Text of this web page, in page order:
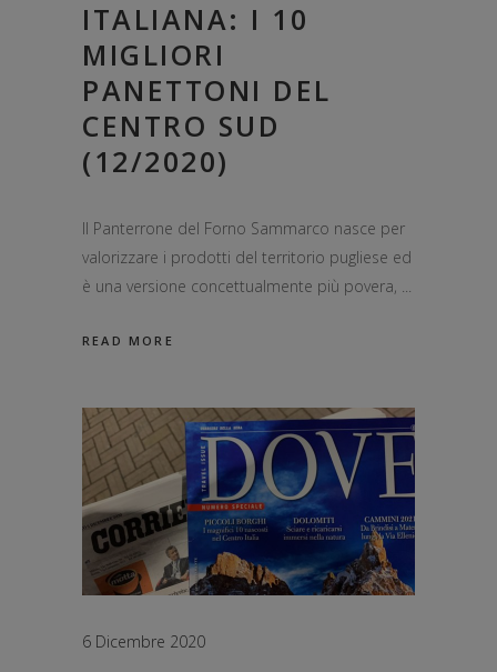
ITALIANA: I 10
MIGLIORI
PANETTONI DEL
CENTRO SUD
(12/2020)
Il Panterrone del Forno Sammarco nasce per
valorizzare i prodotti del territorio pugliese ed
è una versione concettualmente più povera,
READ MORE
6 Dicembre 2020